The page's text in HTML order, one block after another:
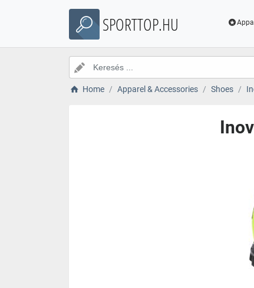
SPORTTOP.HU
Home Apparel & Accessories Shoes